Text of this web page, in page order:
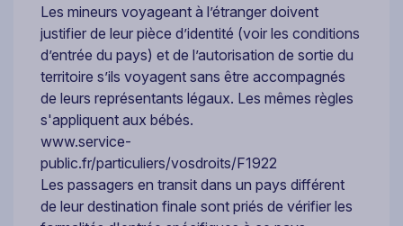
Les mineurs voyageant à l’étranger doivent
justifier de leur pièce d’identité (voir les conditions
d’entrée du pays) et de l’autorisation de sortie du
territoire s’ils voyagent sans être accompagnés
de leurs représentants légaux. Les mêmes règles
s'appliquent aux bébés.
www.service-
public.fr/particuliers/vosdroits/F1922
Les passagers en transit dans un pays différent
de leur destination finale sont priés de vérifier les